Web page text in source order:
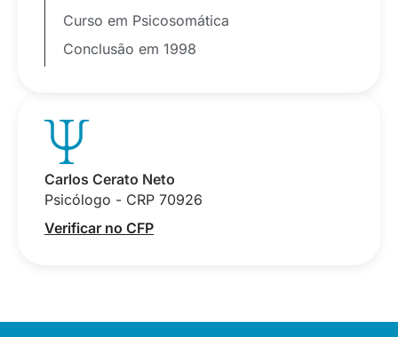
Curso em Psicosomática
Conclusão em 1998
Carlos Cerato Neto
Psicólogo - CRP 70926
Verificar no CFP